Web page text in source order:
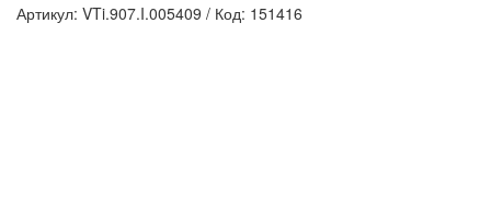
Артикул: VTi.907.I.005409 / Код: 151416